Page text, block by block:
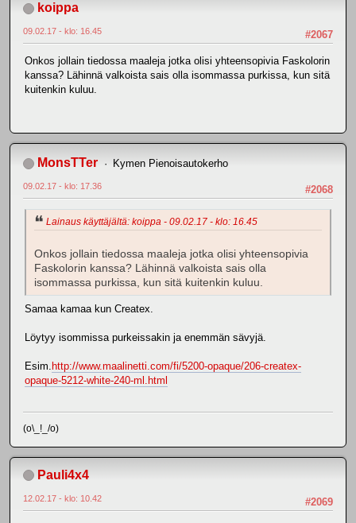
koippa
#2067
09.02.17 - klo: 16.45
Onkos jollain tiedossa maaleja jotka olisi yhteensopivia Faskolorin
kanssa? Lähinnä valkoista sais olla isommassa purkissa, kun sitä
kuitenkin kuluu.
MonsTTer Kymen Pienoisautokerho
#2068
09.02.17 - klo: 17.36
Lainaus käyttäjältä: koippa - 09.02.17 - klo: 16.45
Onkos jollain tiedossa maaleja jotka olisi yhteensopivia
Faskolorin kanssa? Lähinnä valkoista sais olla
isommassa purkissa, kun sitä kuitenkin kuluu.
Samaa kamaa kun Createx.
Löytyy isommissa purkeissakin ja enemmän sävyjä.
Esim. http://www.maalinetti.com/fi/5200-opaque/206-createx-
opaque-5212-white-240-ml.html
(o\_!_/o)
Pauli4x4
#2069
12.02.17 - klo: 10.42